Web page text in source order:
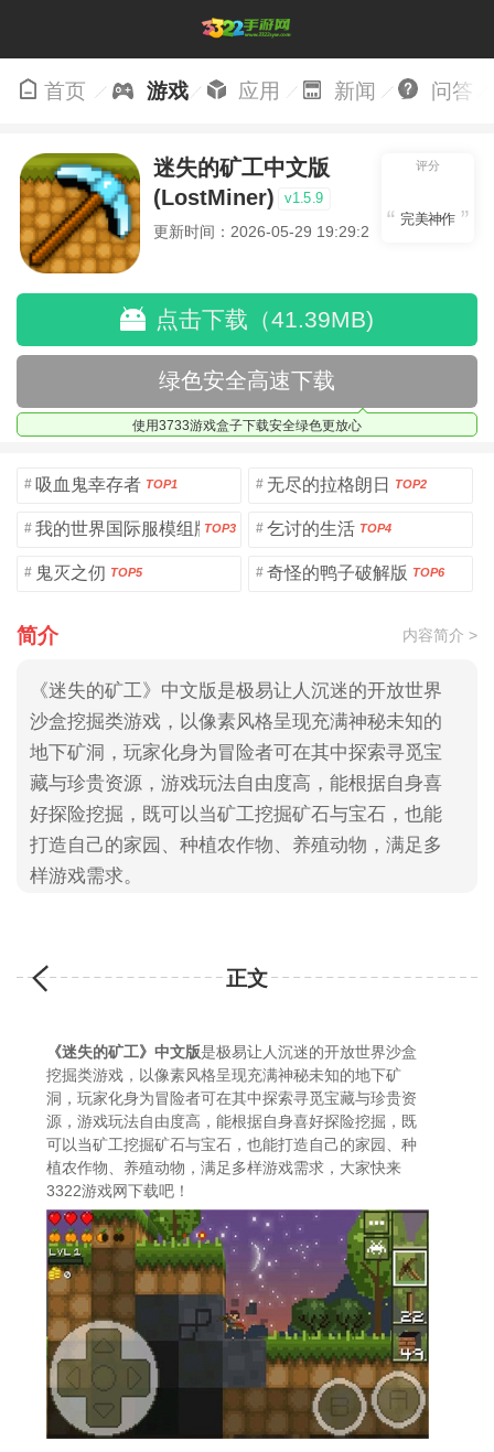
首页 游戏 应用 新闻 问答
迷失的矿工中文版
(LostMiner)
v1.5.9
更新时间：2026-05-29 19:29:21
评分
完美神作
点击下载（41.39MB)
绿色安全高速下载
使用3733游戏盒子下载安全绿色更放心
# 吸血鬼幸存者 TOP1 # 无尽的拉格朗日 TOP2
# 我的世界国际服模组版TOP3 # 乞讨的生活 TOP4
# 鬼灭之仞 TOP5 # 奇怪的鸭子破解版 TOP6
简介 内容简介 >
《迷失的矿工》中文版是极易让人沉迷的开放世界
沙盒挖掘类游戏，以像素风格呈现充满神秘未知的
地下矿洞，玩家化身为冒险者可在其中探索寻觅宝
藏与珍贵资源，游戏玩法自由度高，能根据自身喜
好探险挖掘，既可以当矿工挖掘矿石与宝石，也能
打造自己的家园、种植农作物、养殖动物，满足多
样游戏需求。
正文
《迷失的矿工》中文版是极易让人沉迷的开放世界沙盒
挖掘类游戏，以像素风格呈现充满神秘未知的地下矿
洞，玩家化身为冒险者可在其中探索寻觅宝藏与珍贵资
源，游戏玩法自由度高，能根据自身喜好探险挖掘，既
可以当矿工挖掘矿石与宝石，也能打造自己的家园、种
植农作物、养殖动物，满足多样游戏需求，大家快来
3322游戏网下载吧！